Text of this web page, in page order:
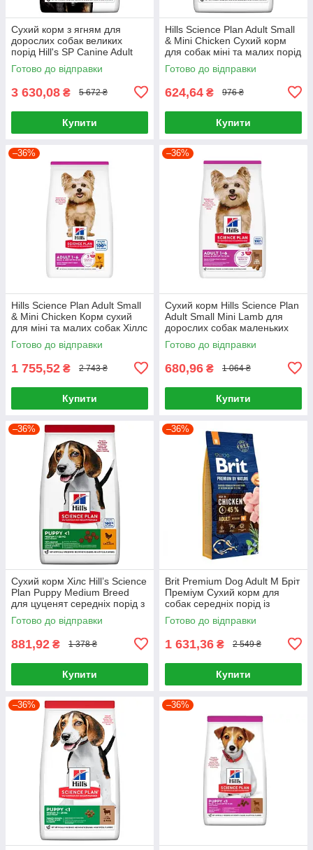
Сухий корм з ягням для
дорослих собак великих
порід Hill's SP Canine Adult
Large Breed Lamb & Rice 14кг
Готово до відправки
3 630,08 ₴ 5 672 ₴
Купити
Hills Science Plan Adult Small
& Mini Chicken Сухий корм
для собак міні та малих порід
із куркою 1,5 кг
Готово до відправки
624,64 ₴ 976 ₴
Купити
–36%
Hills Science Plan Adult Small
& Mini Chicken Корм сухий
для міні та малих собак Хіллс
6 кг
Готово до відправки
1 755,52 ₴ 2 743 ₴
Купити
–36%
Сухий корм Hills Science Plan
Adult Small Mini Lamb для
дорослих собак маленьких
порід Хіллс 1.5 кг. з ягням
Готово до відправки
680,96 ₴ 1 064 ₴
Купити
–36%
Сухий корм Хілс Hill’s Science
Plan Puppy Medium Breed
для цуценят середніх порід з
куркою, 2,5 кг
Готово до відправки
881,92 ₴ 1 378 ₴
Купити
–36%
Brit Premium Dog Adult M Бріт
Преміум Сухий корм для
собак середніх порід із
куркою 15 кг
Готово до відправки
1 631,36 ₴ 2 549 ₴
Купити
–36% –36%